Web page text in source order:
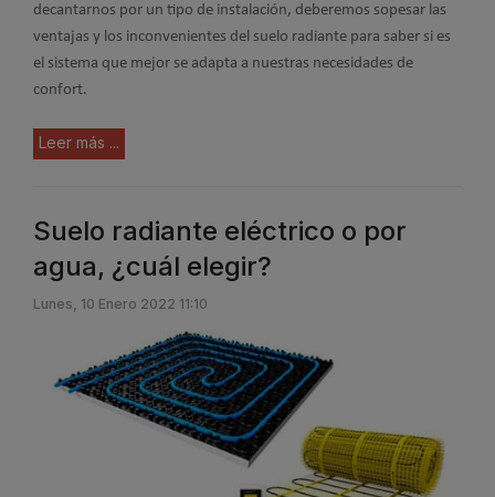
decantarnos por un tipo de instalación, deberemos sopesar las
ventajas y los inconvenientes del suelo radiante para saber si es
el sistema que mejor se adapta a nuestras necesidades de
confort.
Leer más ...
Suelo radiante eléctrico o por
agua, ¿cuál elegir?
Lunes, 10 Enero 2022 11:10